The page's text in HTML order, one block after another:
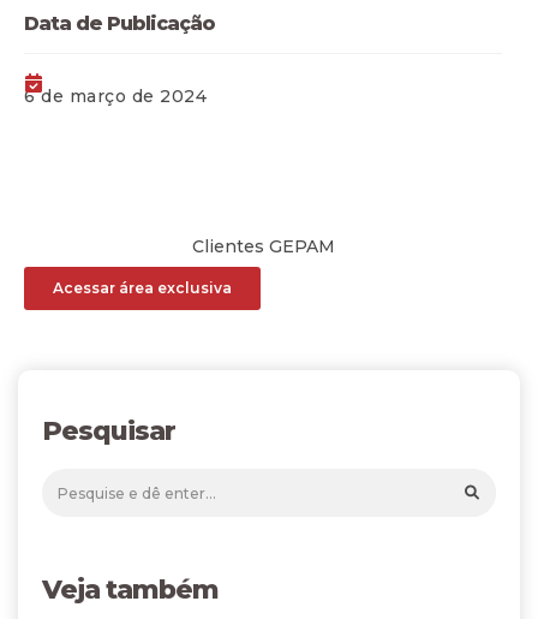
Data de Publicação
6 de março de 2024
Clientes GEPAM
Acessar área exclusiva
Pesquisar
Veja também